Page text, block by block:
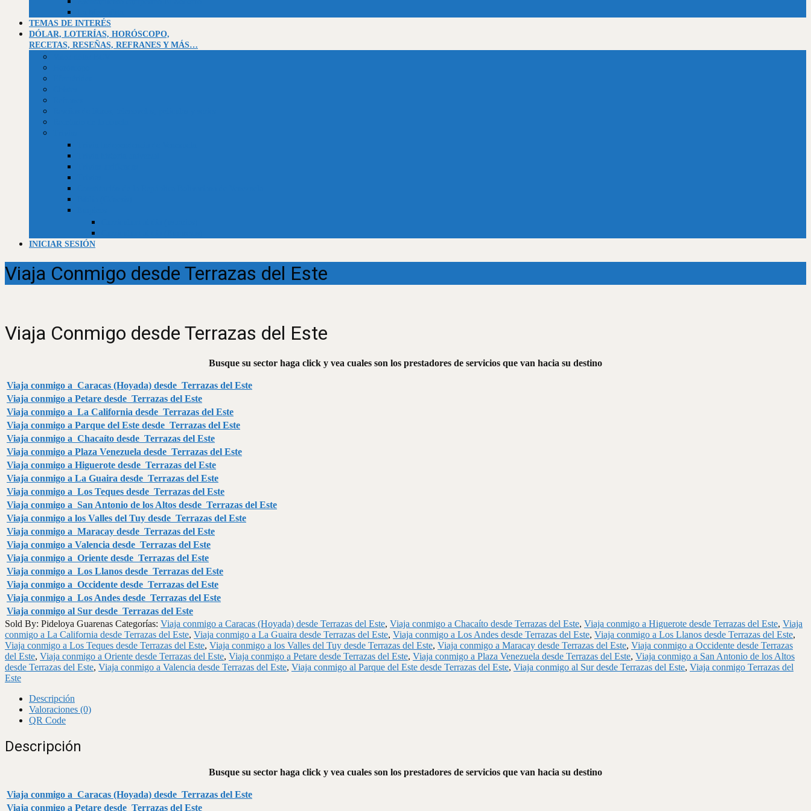
TEMAS DE INTERÉS
DÓLAR, LOTERÍAS, HORÓSCOPO,
RECETAS, RESEÑAS, REFRANES Y MÁS…
INICIAR SESIÓN
Viaja Conmigo desde Terrazas del Este
Viaja Conmigo desde Terrazas del Este
Busque su sector haga click y vea cuales son los prestadores de servicios que van hacia su destino
Viaja conmigo a Caracas (Hoyada) desde Terrazas del Este
Viaja conmigo a Petare desde Terrazas del Este
Viaja conmigo a La California desde Terrazas del Este
Viaja conmigo a Parque del Este desde Terrazas del Este
Viaja conmigo a Chacaíto desde Terrazas del Este
Viaja conmigo a Plaza Venezuela desde Terrazas del Este
Viaja conmigo a Higuerote desde Terrazas del Este
Viaja conmigo a La Guaira desde Terrazas del Este
Viaja conmigo a Los Teques desde Terrazas del Este
Viaja conmigo a San Antonio de los Altos desde Terrazas del Este
Viaja conmigo a los Valles del Tuy desde Terrazas del Este
Viaja conmigo a Maracay desde Terrazas del Este
Viaja conmigo a Valencia desde Terrazas del Este
Viaja conmigo a Oriente desde Terrazas del Este
Viaja conmigo a Los Llanos desde Terrazas del Este
Viaja conmigo a Occidente desde Terrazas del Este
Viaja conmigo a Los Andes desde Terrazas del Este
Viaja conmigo al Sur desde Terrazas del Este
Sold By: Pideloya Guarenas Categorías: Viaja conmigo a Caracas (Hoyada) desde Terrazas del Este, Viaja conmigo a Chacaíto desde Terrazas del Este, Viaja conmigo a Higuerote desde Terrazas del Este, Viaja
conmigo a La California desde Terrazas del Este, Viaja conmigo a La Guaira desde Terrazas del Este, Viaja conmigo a Los Andes desde Terrazas del Este, Viaja conmigo a Los Llanos desde Terrazas del Este,
Viaja conmigo a Los Teques desde Terrazas del Este, Viaja conmigo a los Valles del Tuy desde Terrazas del Este, Viaja conmigo a Maracay desde Terrazas del Este, Viaja conmigo a Occidente desde Terrazas
del Este, Viaja conmigo a Oriente desde Terrazas del Este, Viaja conmigo a Petare desde Terrazas del Este, Viaja conmigo a Plaza Venezuela desde Terrazas del Este, Viaja conmigo a San Antonio de los Altos
desde Terrazas del Este, Viaja conmigo a Valencia desde Terrazas del Este, Viaja conmigo al Parque del Este desde Terrazas del Este, Viaja conmigo al Sur desde Terrazas del Este, Viaja conmigo Terrazas del
Este
Descripción
Valoraciones (0)
QR Code
Descripción
Busque su sector haga click y vea cuales son los prestadores de servicios que van hacia su destino
Viaja conmigo a Caracas (Hoyada) desde Terrazas del Este
Viaja conmigo a Petare desde Terrazas del Este